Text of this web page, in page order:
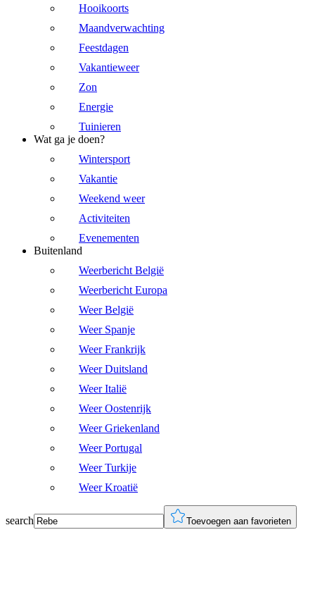
Hooikoorts
Maandverwachting
Feestdagen
Vakantieweer
Zon
Energie
Tuinieren
Wat ga je doen?
Wintersport
Vakantie
Weekend weer
Activiteiten
Evenementen
Buitenland
Weerbericht België
Weerbericht Europa
Weer België
Weer Spanje
Weer Frankrijk
Weer Duitsland
Weer Italië
Weer Oostenrijk
Weer Griekenland
Weer Portugal
Weer Turkije
Weer Kroatië
search Toevoegen aan favorieten